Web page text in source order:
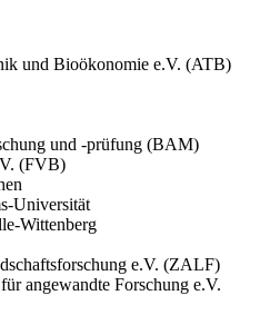
und Bioökonomie e.V. (ATB)
und -prüfung (BAM)
(FVB)
Universität
Wittenberg
e.V. (ZALF)
angewandte Forschung e.V.